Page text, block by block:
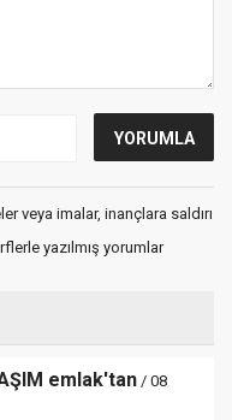
veya imalar, inançlara saldırı
yazılmış yorumlar
emlak'tan/ 08